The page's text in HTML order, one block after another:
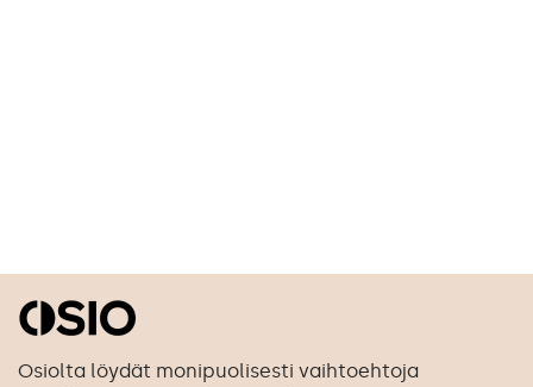
Osiolta löydät monipuolisesti vaihtoehtoja